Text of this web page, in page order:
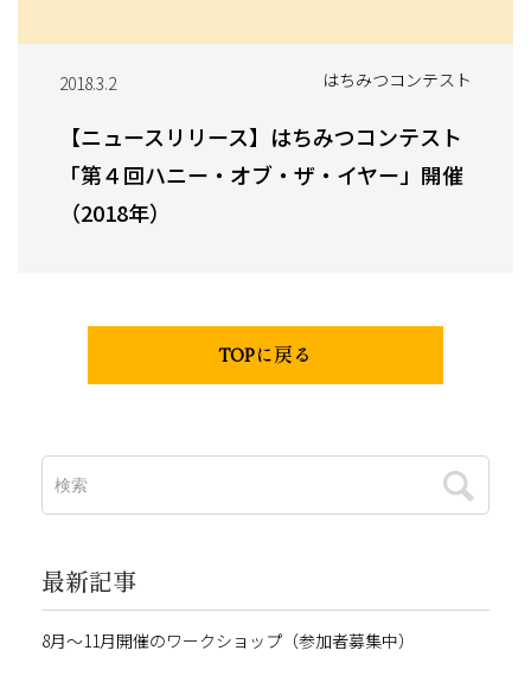
2018.3.2 はちみつコンテスト
【ニュースリリース】はちみつコンテスト
「第４回ハニー・オブ・ザ・イヤー」開催
（2018年）
TOPに戻る
最新記事
8月～11月開催のワークショップ（参加者募集中）